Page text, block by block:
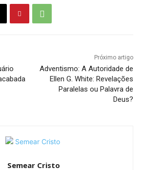
Próximo artigo
Adventismo: A Autoridade de
Ellen G. White: Revelações
Paralelas ou Palavra de
Deus?
Semear Cristo